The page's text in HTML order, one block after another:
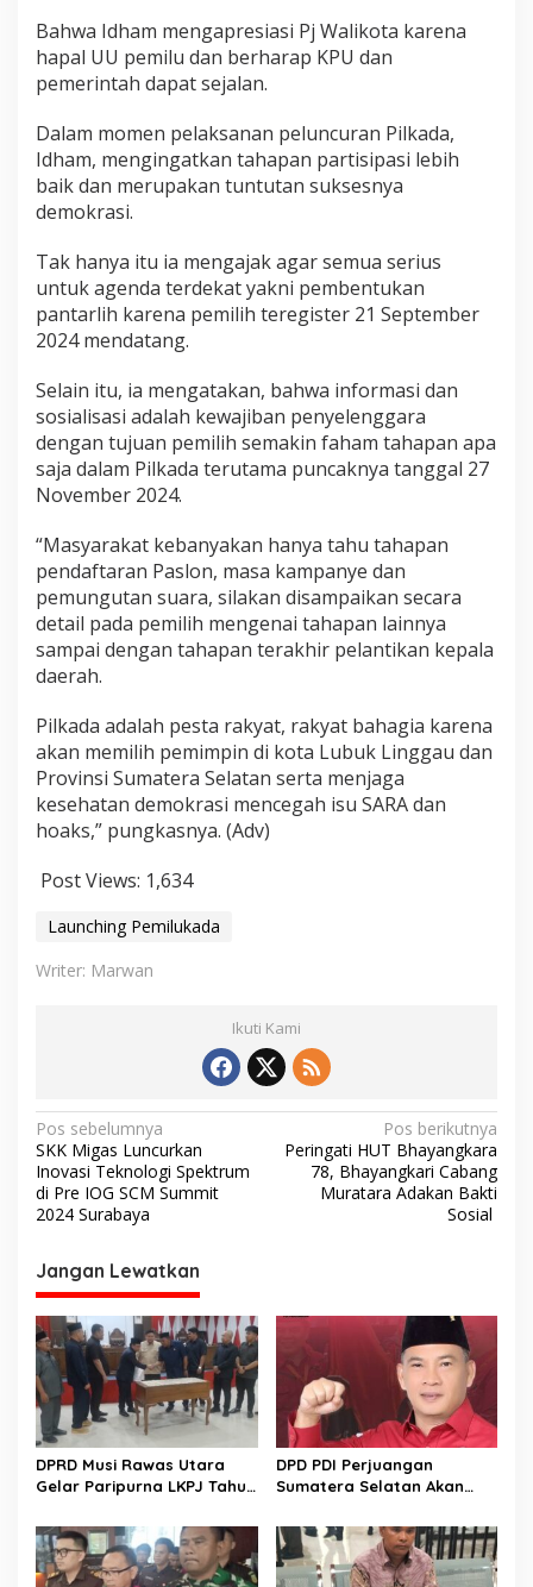
Bahwa Idham mengapresiasi Pj Walikota karena
hapal UU pemilu dan berharap KPU dan
pemerintah dapat sejalan.
Dalam momen pelaksanan peluncuran Pilkada,
Idham, mengingatkan tahapan partisipasi lebih
baik dan merupakan tuntutan suksesnya
demokrasi.
Tak hanya itu ia mengajak agar semua serius
untuk agenda terdekat yakni pembentukan
pantarlih karena pemilih teregister 21 September
2024 mendatang.
Selain itu, ia mengatakan, bahwa informasi dan
sosialisasi adalah kewajiban penyelenggara
dengan tujuan pemilih semakin faham tahapan apa
saja dalam Pilkada terutama puncaknya tanggal 27
November 2024.
“Masyarakat kebanyakan hanya tahu tahapan
pendaftaran Paslon, masa kampanye dan
pemungutan suara, silakan disampaikan secara
detail pada pemilih mengenai tahapan lainnya
sampai dengan tahapan terakhir pelantikan kepala
daerah.
Pilkada adalah pesta rakyat, rakyat bahagia karena
akan memilih pemimpin di kota Lubuk Linggau dan
Provinsi Sumatera Selatan serta menjaga
kesehatan demokrasi mencegah isu SARA dan
hoaks,” pungkasnya. (Adv)
Post Views: 1,634
Launching Pemilukada
Writer: Marwan
Ikuti Kami
N
a
v
g
a
s
i
p
o
s
Pos sebelumnya
SKK Migas Luncurkan
Inovasi Teknologi Spektrum
di Pre IOG SCM Summit
2024 Surabaya
Pos berikutnya
Peringati HUT Bhayangkara
78, Bhayangkari Cabang
Muratara Adakan Bakti
Sosial
Jangan Lewatkan
DPRD Musi Rawas Utara
Gelar Paripurna LKPJ Tahun
DPD PDI Perjuangan
Sumatera Selatan Akan
Dan Bersahabat